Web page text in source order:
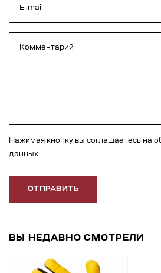
Нажимая кнопку вы соглашаетесь на
данных
ОТПРАВИТЬ
ВЫ НЕДАВНО СМОТРЕЛИ